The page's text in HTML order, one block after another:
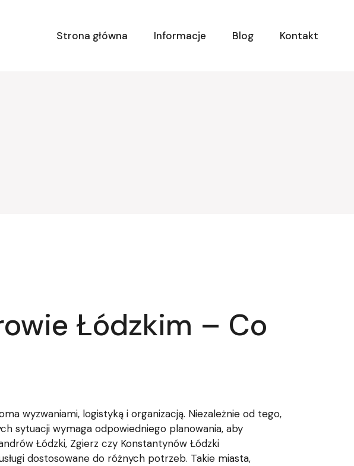
Strona główna
Informacje Blog Kontakt
Łódzkim – Co
wyzwaniami, logistyką i organizacją. Niezależnie od tego,
sytuacji wymaga odpowiedniego planowania, aby
Łódzki, Zgierz czy Konstantynów Łódzki
dostosowane do różnych potrzeb. Takie miasta,